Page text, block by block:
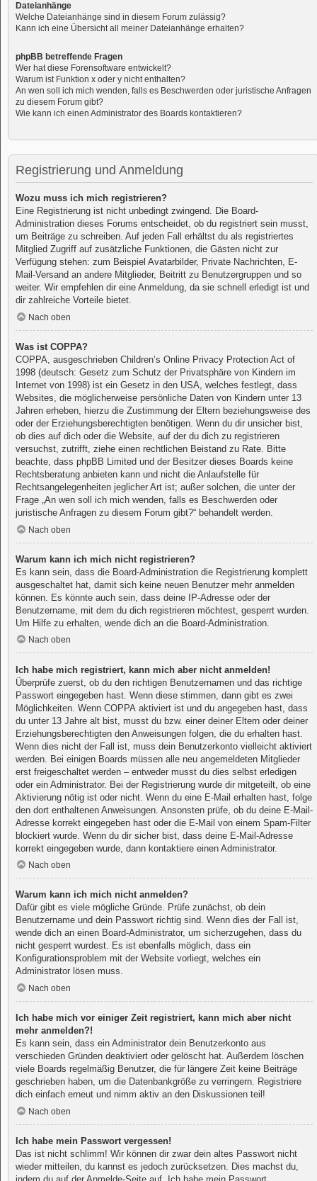
Dateianhänge
Welche Dateianhänge sind in diesem Forum zulässig?
Kann ich eine Übersicht all meiner Dateianhänge erhalten?
phpBB betreffende Fragen
Wer hat diese Forensoftware entwickelt?
Warum ist Funktion x oder y nicht enthalten?
An wen soll ich mich wenden, falls es Beschwerden oder juristische Anfragen
zu diesem Forum gibt?
Wie kann ich einen Administrator des Boards kontaktieren?
Registrierung und Anmeldung
Wozu muss ich mich registrieren?
Eine Registrierung ist nicht unbedingt zwingend. Die Board-
Administration dieses Forums entscheidet, ob du registriert sein musst,
um Beiträge zu schreiben. Auf jeden Fall erhältst du als registriertes
Mitglied Zugriff auf zusätzliche Funktionen, die Gästen nicht zur
Verfügung stehen: zum Beispiel Avatarbilder, Private Nachrichten, E-
Mail-Versand an andere Mitglieder, Beitritt zu Benutzergruppen und so
weiter. Wir empfehlen dir eine Anmeldung, da sie schnell erledigt ist und
dir zahlreiche Vorteile bietet.
Nach oben
Was ist COPPA?
COPPA, ausgeschrieben Children’s Online Privacy Protection Act of
1998 (deutsch: Gesetz zum Schutz der Privatsphäre von Kindern im
Internet von 1998) ist ein Gesetz in den USA, welches festlegt, dass
Websites, die möglicherweise persönliche Daten von Kindern unter 13
Jahren erheben, hierzu die Zustimmung der Eltern beziehungsweise des
oder der Erziehungsberechtigten benötigen. Wenn du dir unsicher bist,
ob dies auf dich oder die Website, auf der du dich zu registrieren
versuchst, zutrifft, ziehe einen rechtlichen Beistand zu Rate. Bitte
beachte, dass phpBB Limited und der Besitzer dieses Boards keine
Rechtsberatung anbieten kann und nicht die Anlaufstelle für
Rechtsangelegenheiten jeglicher Art ist; außer solchen, die unter der
Frage „An wen soll ich mich wenden, falls es Beschwerden oder
juristische Anfragen zu diesem Forum gibt?“ behandelt werden.
Nach oben
Warum kann ich mich nicht registrieren?
Es kann sein, dass die Board-Administration die Registrierung komplett
ausgeschaltet hat, damit sich keine neuen Benutzer mehr anmelden
können. Es könnte auch sein, dass deine IP-Adresse oder der
Benutzername, mit dem du dich registrieren möchtest, gesperrt wurden.
Um Hilfe zu erhalten, wende dich an die Board-Administration.
Nach oben
Ich habe mich registriert, kann mich aber nicht anmelden!
Überprüfe zuerst, ob du den richtigen Benutzernamen und das richtige
Passwort eingegeben hast. Wenn diese stimmen, dann gibt es zwei
Möglichkeiten. Wenn COPPA aktiviert ist und du angegeben hast, dass
du unter 13 Jahre alt bist, musst du bzw. einer deiner Eltern oder deiner
Erziehungsberechtigten den Anweisungen folgen, die du erhalten hast.
Wenn dies nicht der Fall ist, muss dein Benutzerkonto vielleicht aktiviert
werden. Bei einigen Boards müssen alle neu angemeldeten Mitglieder
erst freigeschaltet werden – entweder musst du dies selbst erledigen
oder ein Administrator. Bei der Registrierung wurde dir mitgeteilt, ob eine
Aktivierung nötig ist oder nicht. Wenn du eine E-Mail erhalten hast, folge
den dort enthaltenen Anweisungen. Ansonsten prüfe, ob du deine E-Mail-
Adresse korrekt eingegeben hast oder die E-Mail von einem Spam-Filter
blockiert wurde. Wenn du dir sicher bist, dass deine E-Mail-Adresse
korrekt eingegeben wurde, dann kontaktiere einen Administrator.
Nach oben
Warum kann ich mich nicht anmelden?
Dafür gibt es viele mögliche Gründe. Prüfe zunächst, ob dein
Benutzername und dein Passwort richtig sind. Wenn dies der Fall ist,
wende dich an einen Board-Administrator, um sicherzugehen, dass du
nicht gesperrt wurdest. Es ist ebenfalls möglich, dass ein
Konfigurationsproblem mit der Website vorliegt, welches ein
Administrator lösen muss.
Nach oben
Ich habe mich vor einiger Zeit registriert, kann mich aber nicht
mehr anmelden?!
Es kann sein, dass ein Administrator dein Benutzerkonto aus
verschieden Gründen deaktiviert oder gelöscht hat. Außerdem löschen
viele Boards regelmäßig Benutzer, die für längere Zeit keine Beiträge
geschrieben haben, um die Datenbankgröße zu verringern. Registriere
dich einfach erneut und nimm aktiv an den Diskussionen teil!
Nach oben
Ich habe mein Passwort vergessen!
Das ist nicht schlimm! Wir können dir zwar dein altes Passwort nicht
wieder mitteilen, du kannst es jedoch zurücksetzen. Dies machst du,